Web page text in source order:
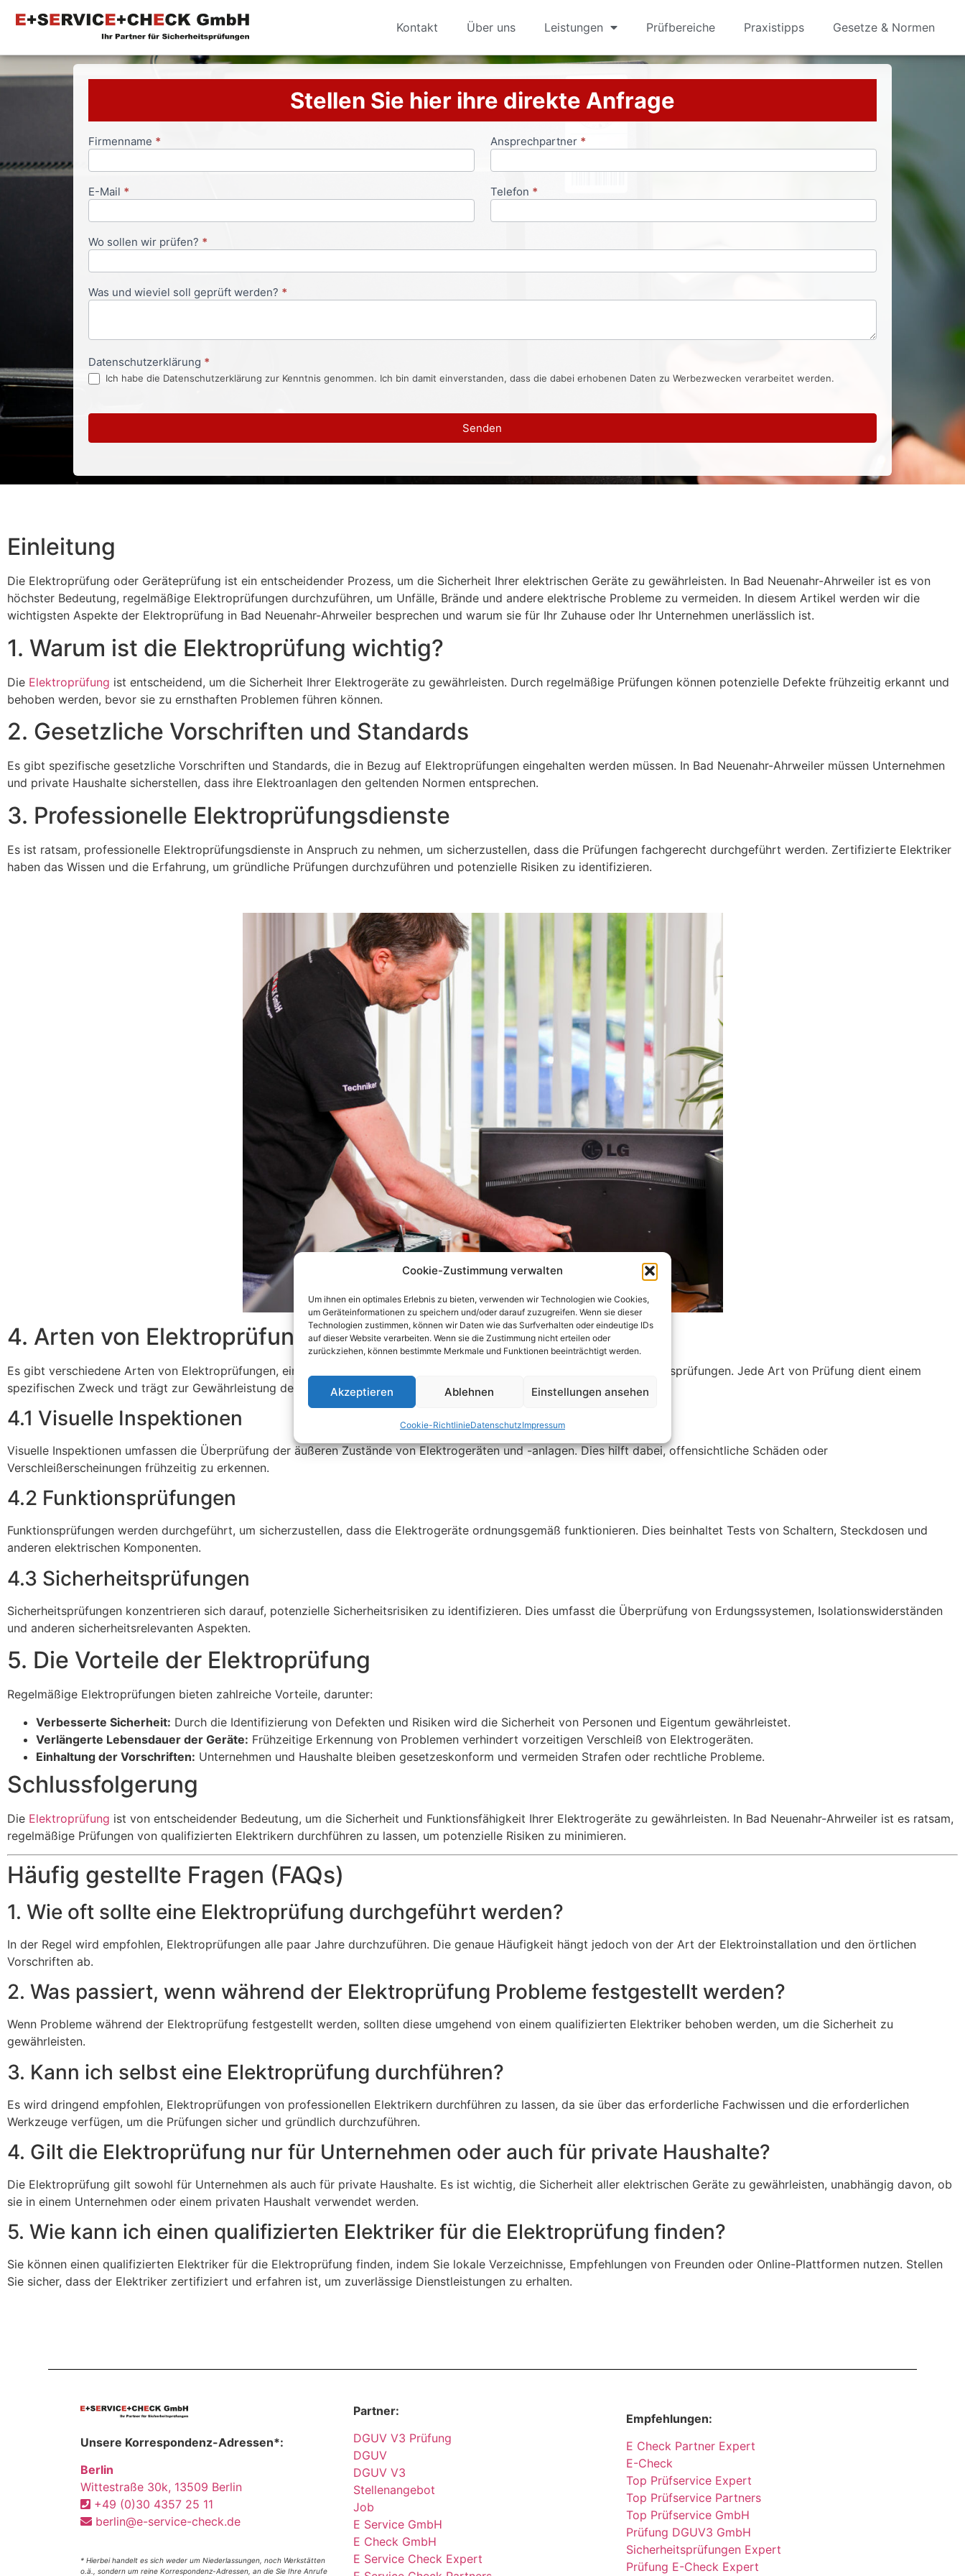
Cookie-Zustimmung verwalten
Um ihnen ein optimales Erlebnis zu bieten, verwenden wir Technologien wie Cookies,
um Geräteinformationen zu speichern und/oder darauf zuzugreifen. Wenn sie dieser
Technologien zustimmen, können wir Daten wie das Surfverhalten oder eindeutige IDs
auf dieser Website verarbeiten. Wenn sie die Zustimmung nicht erteilen oder
zurückziehen, können bestimmte Merkmale und Funktionen beeinträchtigt werden.
Akzeptieren Ablehnen Einstellungen ansehen
Cookie-RichtlinieDatenschutzImpressum
Kontakt Über uns Leistungen Prüfbereiche Praxistipps Gesetze & Normen
Stellen Sie hier ihre direkte Anfrage
Anfrageformular
Firmenname * Ansprechpartner *
E-Mail * Telefon *
Wo sollen wir prüfen? *
Was und wieviel soll geprüft werden? *
Datenschutzerklärung *
Ich habe die Datenschutzerklärung zur Kenntnis genommen. Ich bin damit einverstanden, dass die dabei erhobenen Daten zu Werbezwecken verarbeitet werden.
Senden
Einleitung
Die Elektroprüfung oder Geräteprüfung ist ein entscheidender Prozess, um die Sicherheit Ihrer elektrischen Geräte zu gewährleisten. In Bad Neuenahr-Ahrweiler ist es von
höchster Bedeutung, regelmäßige Elektroprüfungen durchzuführen, um Unfälle, Brände und andere elektrische Probleme zu vermeiden. In diesem Artikel werden wir die
wichtigsten Aspekte der Elektroprüfung in Bad Neuenahr-Ahrweiler besprechen und warum sie für Ihr Zuhause oder Ihr Unternehmen unerlässlich ist.
1. Warum ist die Elektroprüfung wichtig?
Die Elektroprüfung ist entscheidend, um die Sicherheit Ihrer Elektrogeräte zu gewährleisten. Durch regelmäßige Prüfungen können potenzielle Defekte frühzeitig erkannt und
behoben werden, bevor sie zu ernsthaften Problemen führen können.
2. Gesetzliche Vorschriften und Standards
Es gibt spezifische gesetzliche Vorschriften und Standards, die in Bezug auf Elektroprüfungen eingehalten werden müssen. In Bad Neuenahr-Ahrweiler müssen Unternehmen
und private Haushalte sicherstellen, dass ihre Elektroanlagen den geltenden Normen entsprechen.
3. Professionelle Elektroprüfungsdienste
Es ist ratsam, professionelle Elektroprüfungsdienste in Anspruch zu nehmen, um sicherzustellen, dass die Prüfungen fachgerecht durchgeführt werden. Zertifizierte Elektriker
haben das Wissen und die Erfahrung, um gründliche Prüfungen durchzuführen und potenzielle Risiken zu identifizieren.
4. Arten von Elektroprüfungen
Es gibt verschiedene Arten von Elektroprüfungen, einschließlich visueller Inspektionen, Funktionsprüfungen und Sicherheitsprüfungen. Jede Art von Prüfung dient einem
spezifischen Zweck und trägt zur Gewährleistung der Sicherheit bei.
4.1 Visuelle Inspektionen
Visuelle Inspektionen umfassen die Überprüfung der äußeren Zustände von Elektrogeräten und -anlagen. Dies hilft dabei, offensichtliche Schäden oder
Verschleißerscheinungen frühzeitig zu erkennen.
4.2 Funktionsprüfungen
Funktionsprüfungen werden durchgeführt, um sicherzustellen, dass die Elektrogeräte ordnungsgemäß funktionieren. Dies beinhaltet Tests von Schaltern, Steckdosen und
anderen elektrischen Komponenten.
4.3 Sicherheitsprüfungen
Sicherheitsprüfungen konzentrieren sich darauf, potenzielle Sicherheitsrisiken zu identifizieren. Dies umfasst die Überprüfung von Erdungssystemen, Isolationswiderständen
und anderen sicherheitsrelevanten Aspekten.
5. Die Vorteile der Elektroprüfung
Regelmäßige Elektroprüfungen bieten zahlreiche Vorteile, darunter:
Verbesserte Sicherheit: Durch die Identifizierung von Defekten und Risiken wird die Sicherheit von Personen und Eigentum gewährleistet.
Verlängerte Lebensdauer der Geräte: Frühzeitige Erkennung von Problemen verhindert vorzeitigen Verschleiß von Elektrogeräten.
Einhaltung der Vorschriften: Unternehmen und Haushalte bleiben gesetzeskonform und vermeiden Strafen oder rechtliche Probleme.
Schlussfolgerung
Die Elektroprüfung ist von entscheidender Bedeutung, um die Sicherheit und Funktionsfähigkeit Ihrer Elektrogeräte zu gewährleisten. In Bad Neuenahr-Ahrweiler ist es ratsam,
regelmäßige Prüfungen von qualifizierten Elektrikern durchführen zu lassen, um potenzielle Risiken zu minimieren.
Häufig gestellte Fragen (FAQs)
1. Wie oft sollte eine Elektroprüfung durchgeführt werden?
In der Regel wird empfohlen, Elektroprüfungen alle paar Jahre durchzuführen. Die genaue Häufigkeit hängt jedoch von der Art der Elektroinstallation und den örtlichen
Vorschriften ab.
2. Was passiert, wenn während der Elektroprüfung Probleme festgestellt werden?
Wenn Probleme während der Elektroprüfung festgestellt werden, sollten diese umgehend von einem qualifizierten Elektriker behoben werden, um die Sicherheit zu
gewährleisten.
3. Kann ich selbst eine Elektroprüfung durchführen?
Es wird dringend empfohlen, Elektroprüfungen von professionellen Elektrikern durchführen zu lassen, da sie über das erforderliche Fachwissen und die erforderlichen
Werkzeuge verfügen, um die Prüfungen sicher und gründlich durchzuführen.
4. Gilt die Elektroprüfung nur für Unternehmen oder auch für private Haushalte?
Die Elektroprüfung gilt sowohl für Unternehmen als auch für private Haushalte. Es ist wichtig, die Sicherheit aller elektrischen Geräte zu gewährleisten, unabhängig davon, ob
sie in einem Unternehmen oder einem privaten Haushalt verwendet werden.
5. Wie kann ich einen qualifizierten Elektriker für die Elektroprüfung finden?
Sie können einen qualifizierten Elektriker für die Elektroprüfung finden, indem Sie lokale Verzeichnisse, Empfehlungen von Freunden oder Online-Plattformen nutzen. Stellen
Sie sicher, dass der Elektriker zertifiziert und erfahren ist, um zuverlässige Dienstleistungen zu erhalten.
Unsere Korrespondenz-Adressen*:
Berlin
Wittestraße 30k, 13509 Berlin
+49 (0)30 4357 25 11
berlin@e-service-check.de
* Hierbei handelt es sich weder um Niederlassungen, noch Werkstätten
o.ä., sondern um reine Korrespondenz-Adressen, an die Sie Ihre Anrufe
Partner:
DGUV V3 Prüfung
DGUV
DGUV V3
Stellenangebot
Job
E Service GmbH
E Check GmbH
E Service Check Expert
Empfehlungen:
E Check Partner Expert
E-Check
Top Prüfservice Expert
Top Prüfservice Partners
Top Prüfservice GmbH
Prüfung DGUV3 GmbH
Sicherheitsprüfungen Expert
Prüfung E-Check Expert